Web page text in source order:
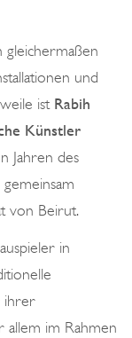
gleicher­maßen
und
ist Rabih
Künstler
Jahren des
von Beirut.
in
ihrer
allem im Rahmen